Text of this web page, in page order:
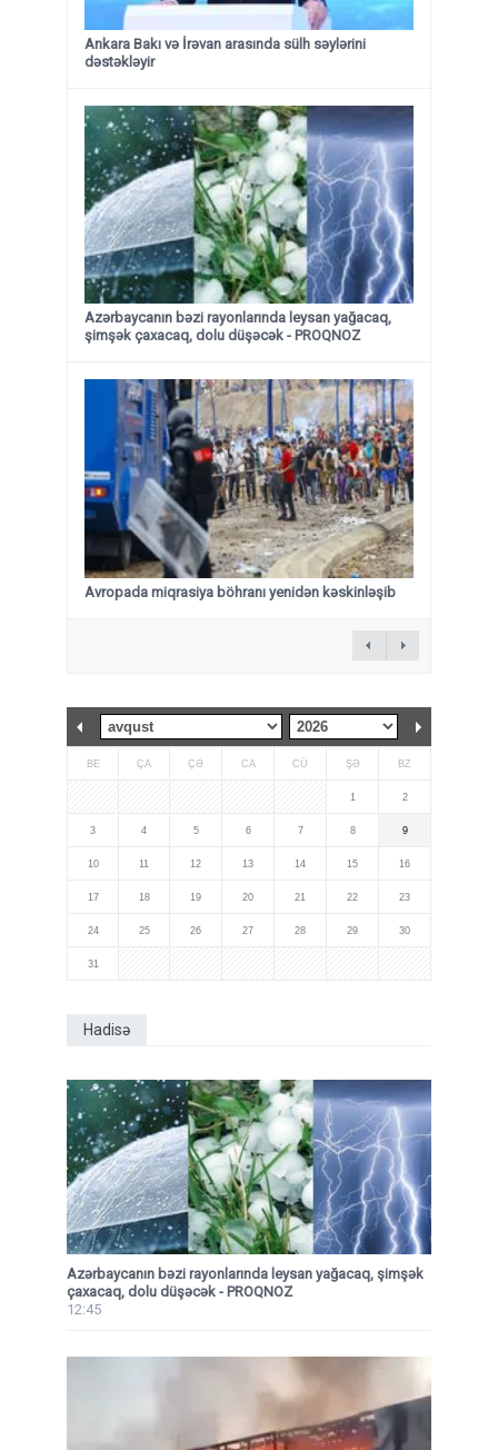
Ankara Bakı və İrəvan arasında sülh səylərini
dəstəkləyir
Azərbaycanın bəzi rayonlarında leysan yağacaq,
şimşək çaxacaq, dolu düşəcək - PROQNOZ
Avropada miqrasiya böhranı yenidən kəskinləşib
BE ÇA ÇƏ CA CÜ ŞƏ BZ
1 2
3 4 5 6 7 8 9
10 11 12 13 14 15 16
17 18 19 20 21 22 23
24 25 26 27 28 29 30
31
Hadisə
Azərbaycanın bəzi rayonlarında leysan yağacaq, şimşək
çaxacaq, dolu düşəcək - PROQNOZ
12:45